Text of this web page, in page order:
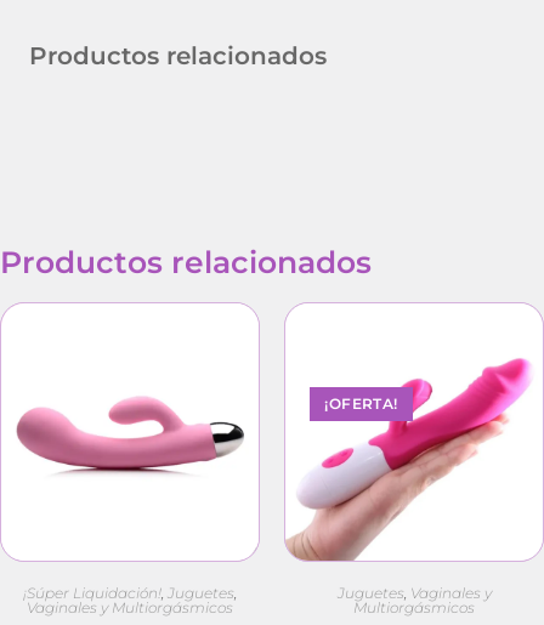
Productos relacionados
Productos relacionados
¡Súper Liquidación! Juguetes
Vaginales y Multiorgásmicos
¡OFERTA!
Juguetes Vaginales y
Multiorgásmicos